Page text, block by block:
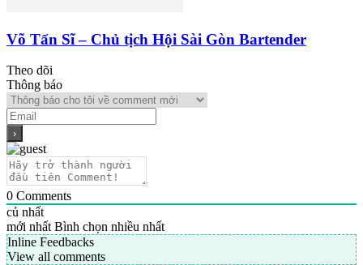
Võ Tấn Sĩ – Chủ tịch Hội Sài Gòn Bartender
Theo dõi
Thông báo
0 Comments
củ nhất
mới nhất Bình chọn nhiều nhất
Inline Feedbacks
View all comments